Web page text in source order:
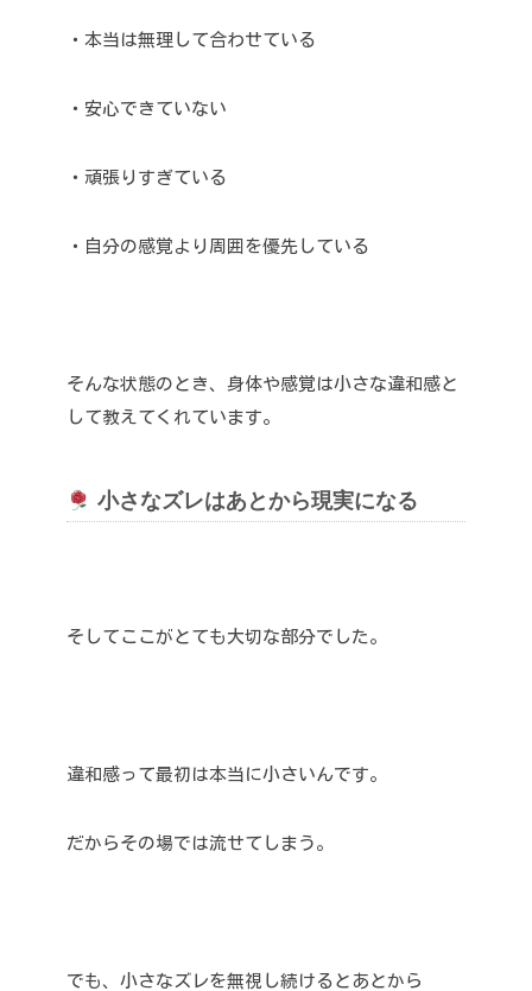
・本当は無理して合わせている
・安心できていない
・頑張りすぎている
・自分の感覚より周囲を優先している
そんな状態のとき、身体や感覚は小さな違和感と
して教えてくれています。
小さなズレはあとから現実になる
そしてここがとても大切な部分でした。
違和感って最初は本当に小さいんです。
だからその場では流せてしまう。
でも、小さなズレを無視し続けるとあとから